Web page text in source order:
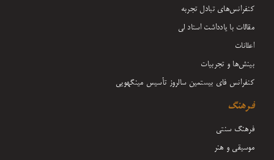
کنفرانس‌های تبادل تجربه
مقالات با یادداشت‌ استاد لی
اعلانات
بینش‌ها و تجربیات
کنفرانس فای بیستمین سالروز تأسیس مینگهویی
فرهنگ
فرهنگ سنتی
موسیقی و هنر